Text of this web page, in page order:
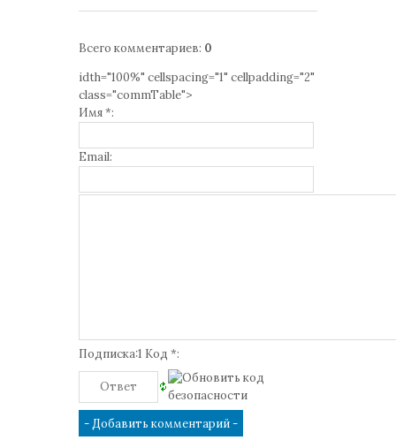
Всего комментариев: 0
idth="100%" cellspacing="1" cellpadding="2"
class="commTable">
Имя *:
Email:
Подписка:1 Код *: